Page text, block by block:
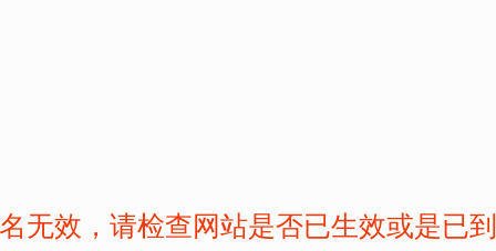
无效，请检查网站是否已生效或是已